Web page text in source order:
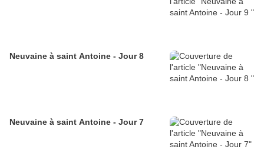
Neuvaine à saint Antoine - Jour 8
Neuvaine à saint Antoine - Jour 7